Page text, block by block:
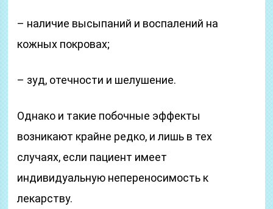
– наличие высыпаний и воспалений на
кожных покровах;
– зуд, отечности и шелушение.
Однако и такие побочные эффекты
возникают крайне редко, и лишь в тех
случаях, если пациент имеет
индивидуальную непереносимость к
лекарству.